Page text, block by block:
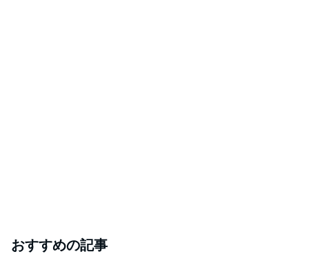
おすすめの記事